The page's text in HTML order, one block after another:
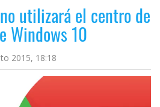
utilizará el centro de
Windows 10
2015, 18:18